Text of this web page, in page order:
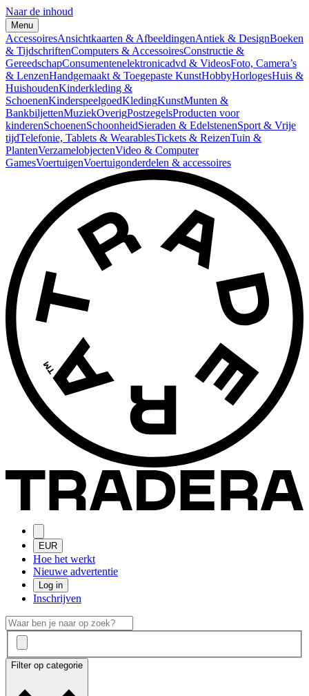
Naar de inhoud
Menu
AccessoiresAnsichtkaarten & AfbeeldingenAntiek & DesignBoeken
& TijdschriftenComputers & AccessoiresConstructie &
GereedschapConsumentenelektronicadvd & VideosFoto, Camera’s
& LenzenHandgemaakt & Toegepaste KunstHobbyHorlogesHuis &
HuishoudenKinderkleding &
SchoenenKinderspeelgoedKledingKunstMunten &
BankbiljettenMuziekOverigPostzegelsProducten voor
kinderenSchoenenSchoonheidSieraden & EdelstenenSport & Vrije
tijdTelefonie, Tablets & WearablesTickets & ReizenTuin &
PlantenVerzamelobjectenVideo & Computer
GamesVoertuigenVoertuigonderdelen & accessoires
EUR
Hoe het werkt
Nieuwe advertentie
Log in
Inschrijven
Filter op categorie